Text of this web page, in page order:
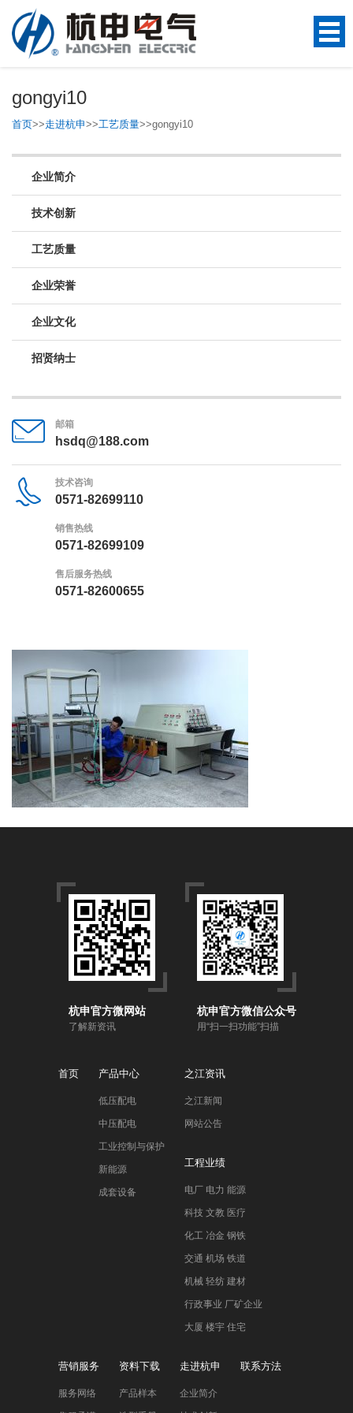
gongyi10
首页>>走进杭申>>工艺质量>>gongyi10
企业简介
技术创新
工艺质量
企业荣誉
企业文化
招贤纳士
邮箱
hsdq@188.com
技术咨询
0571-82699110
销售热线
0571-82699109
售后服务热线
0571-82600655
杭申官方微网站
了解新资讯
杭申官方微信公众号
用“扫一扫功能”扫描
首页 产品中心
低压配电
中压配电
工业控制与保护
新能源
成套设备
之江资讯
之江新闻
网站公告
工程业绩
电厂 电力 能源
科技 文教 医疗
化工 冶金 钢铁
交通 机场 铁道
机械 轻纺 建材
行政事业 厂矿企业
大厦 楼宇 住宅
营销服务
服务网络
资料下载
产品样本
走进杭申
企业简介
联系方法